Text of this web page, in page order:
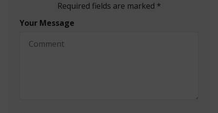
Required fields are marked *
Your Message